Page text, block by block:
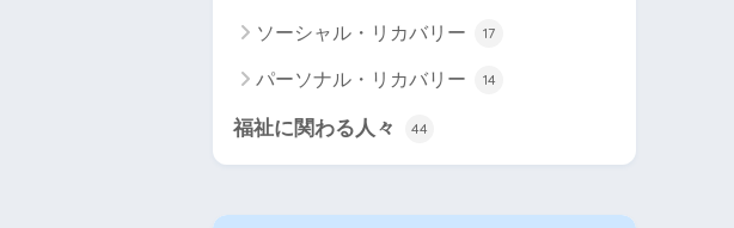
ソーシャル・リカバリー 17
パーソナル・リカバリー 14
福祉に関わる人々 44